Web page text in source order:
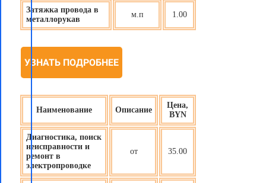
Затяжка провода в
металлорукав
м.п 1.00
УЗНАТЬ ПОДРОБНЕЕ
Наименование Описание
Цена,
BYN
Диагностика, поиск
неисправности и
ремонт в
электропроводке
от 35.00